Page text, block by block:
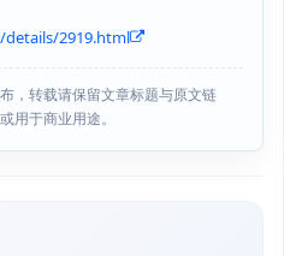
2919.html
，转载请保留文章标题与原文链
用于商业用途。